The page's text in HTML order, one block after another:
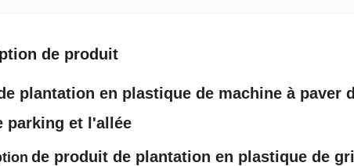
de produit
plantation en plastique de machine à paver
parking et l'allée
de produit de plantation en plastique de